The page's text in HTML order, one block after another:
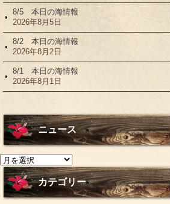
8/5 本日の海情報
2026年8月5日
8/2 本日の海情報
2026年8月2日
8/1 本日の海情報
2026年8月1日
ニュース
ニ
ュ
ー
カテゴリー